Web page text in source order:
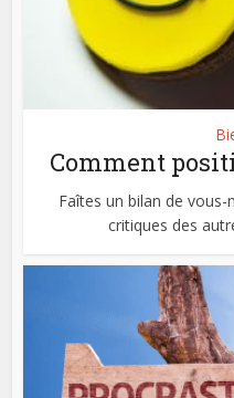
Comment
Faîtes un bilan de vous-
critiques des